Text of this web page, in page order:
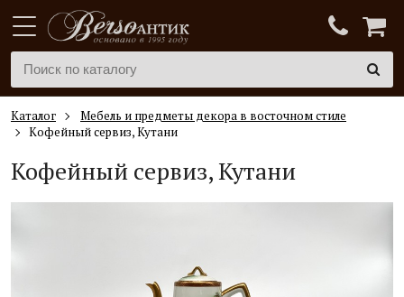
Каталог
Мебель и предметы декора в восточном стиле
Кофейный сервиз, Кутани
Кофейный сервиз, Кутани